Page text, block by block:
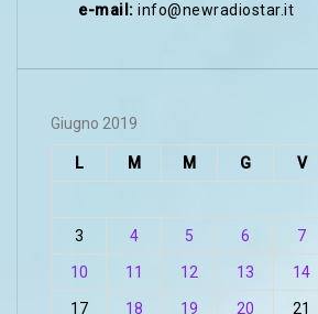
e-mail: info@newradiostar.it
Giugno 2019
L M M G V
3 4 5 6 7
10 11 12 13 14
17 18 19 20 21